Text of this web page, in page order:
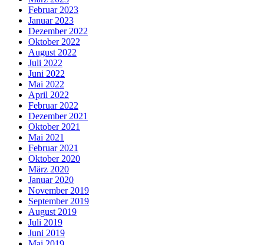
Februar 2023
Januar 2023
Dezember 2022
Oktober 2022
August 2022
Juli 2022
Juni 2022
Mai 2022
April 2022
Februar 2022
Dezember 2021
Oktober 2021
Mai 2021
Februar 2021
Oktober 2020
März 2020
Januar 2020
November 2019
September 2019
August 2019
Juli 2019
Juni 2019